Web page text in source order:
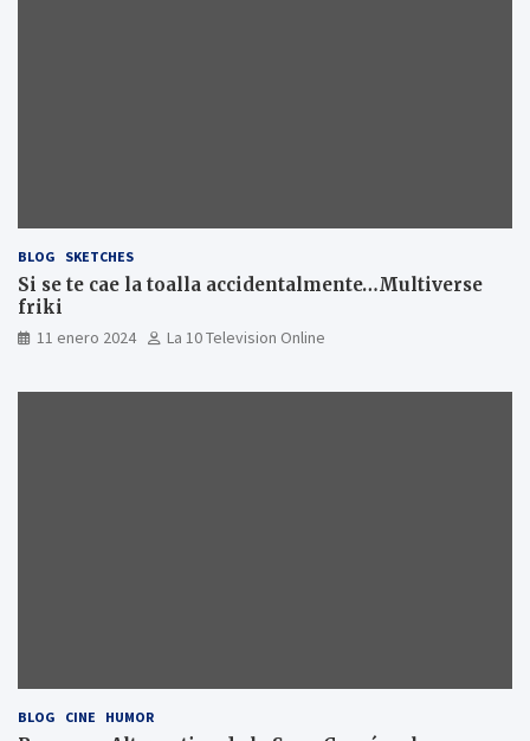
BLOG SKETCHES
Si se te cae la toalla accidentalmente…Multiverse
friki
11 enero 2024 La 10 Television Online
BLOG CINE HUMOR